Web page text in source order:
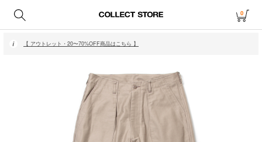
0
【 月〜金14時、土日祝12時までにご注文で当日発送・発送無休 】
【 アウトレット・20〜70%OFF商品はこちら 】
【 月〜金14時、土日祝12時までにご注文で当日発送・発送無休 】